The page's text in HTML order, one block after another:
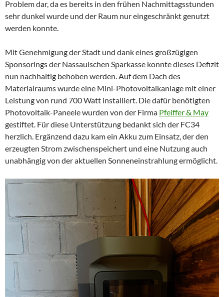
Problem dar, da es bereits in den frühen Nachmittagsstunden
sehr dunkel wurde und der Raum nur eingeschränkt genutzt
werden konnte.
Mit Genehmigung der Stadt und dank eines großzügigen
Sponsorings der Nassauischen Sparkasse konnte dieses Defizit
nun nachhaltig behoben werden. Auf dem Dach des
Materialraums wurde eine Mini-Photovoltaikanlage mit einer
Leistung von rund 700 Watt installiert. Die dafür benötigten
Photovoltaik-Paneele wurden von der Firma Pfeiffer & May
gestiftet. Für diese Unterstützung bedankt sich der FC34
herzlich. Ergänzend dazu kam ein Akku zum Einsatz, der den
erzeugten Strom zwischenspeichert und eine Nutzung auch
unabhängig von der aktuellen Sonneneinstrahlung ermöglicht.